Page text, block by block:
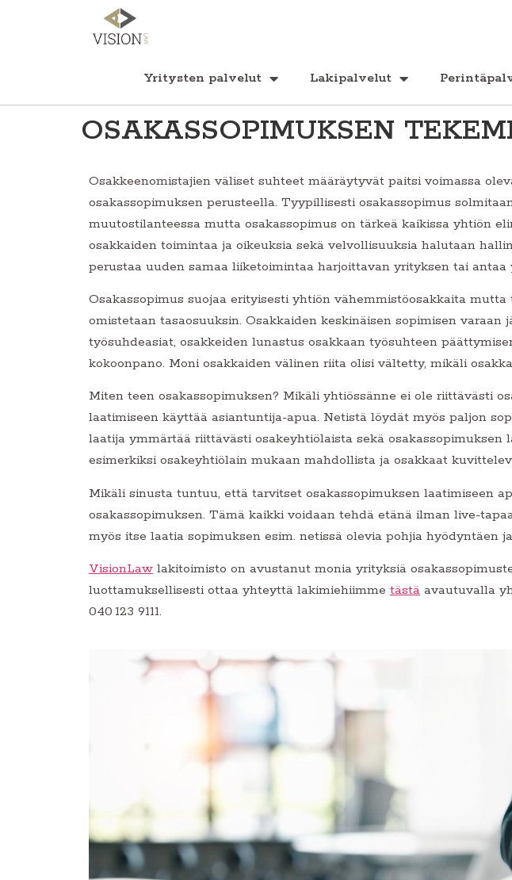
Yritysten palvelut Lakipalvelut
OSAKASSOPIMUKSEN
Osakkeenomistajien väliset suhteet määräytyvät paitsi voimassa
osakassopimuksen perusteella. Tyypillisesti osakassopimus
muutostilanteessa mutta osakassopimus on tärkeä kaikissa yhtiön
osakkaiden toimintaa ja oikeuksia sekä velvollisuuksia halutaan
perustaa uuden samaa liiketoimintaa harjoittavan yrityksen tai
Osakassopimus suojaa erityisesti yhtiön vähemmistöosakkaita
omistetaan tasaosuuksin. Osakkaiden keskinäisen sopimisen
työsuhdeasiat, osakkeiden lunastus osakkaan työsuhteen
kokoonpano. Moni osakkaiden välinen riita olisi vältetty, mikäli
Miten teen osakassopimuksen? Mikäli yhtiössänne ei ole riittävästi
laatimiseen käyttää asiantuntija-apua. Netistä löydät myös paljon
laatija ymmärtää riittävästi osakeyhtiölaista sekä
esimerkiksi osakeyhtiölain mukaan mahdollista ja osakkaat
Mikäli sinusta tuntuu, että tarvitset osakassopimuksen laatimiseen
osakassopimuksen. Tämä kaikki voidaan tehdä etänä ilman live-
myös itse laatia sopimuksen esim. netissä olevia pohjia
VisionLaw lakitoimisto on avustanut monia yrityksiä
luottamuksellisesti ottaa yhteyttä lakimiehiimme tästä avautuvalla
040 123 9111.